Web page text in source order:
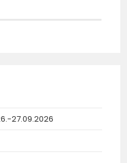
27.09.2026